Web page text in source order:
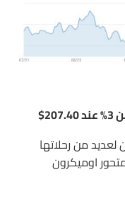
لعديد من رحلاتها
اوميكرون